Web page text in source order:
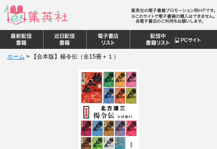
ホーム > 【合本版】楊令伝（全15冊＋１）